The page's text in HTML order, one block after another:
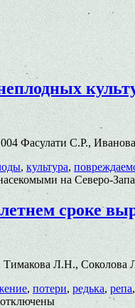
Фасулати С.Р.,
, культура,
на Северо-
сроке
Тимакова Л.Н., Соколова
,потери,редька,репа,